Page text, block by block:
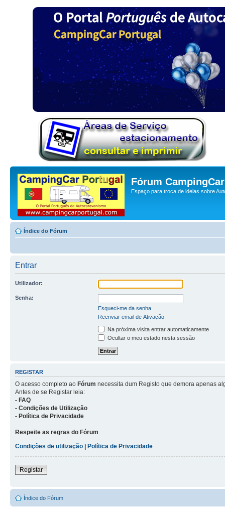
Fórum
Espaço para troca de ideias sobre
Índice do Fórum
Entrar
Utilizador:
Senha:
Esqueci-me da senha
Reenviar email de Ativação
Na próxima visita entrar automaticamente
Ocultar o meu estado nesta sessão
REGISTAR
O acesso completo ao Fórum necessita dum Registo que demora apenas
Antes de se Registar leia:
- FAQ
- Condições de Utilização
- Política de Privacidade
Respeite as regras do Fórum
Condições de utilização | Política de Privacidade
Registar
Índice do Fórum